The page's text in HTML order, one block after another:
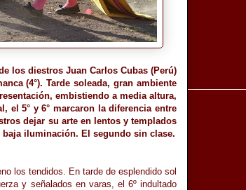
los diestros Juan Carlos Cubas (Perú)
(4°). Tarde soleada, gran ambiente
embistiendo a media altura,
el 5° y 6° marcaron la diferencia entre
dejar su arte en lentos y templados
iluminación. El segundo sin clase.
los tendidos. En tarde de esplendido sol
y señalados en varas, el 6º indultado